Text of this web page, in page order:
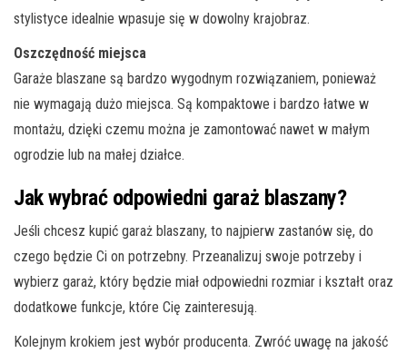
stylistyce idealnie wpasuje się w dowolny krajobraz.
Oszczędność miejsca
Garaże blaszane są bardzo wygodnym rozwiązaniem, ponieważ
nie wymagają dużo miejsca. Są kompaktowe i bardzo łatwe w
montażu, dzięki czemu można je zamontować nawet w małym
ogrodzie lub na małej działce.
Jak wybrać odpowiedni garaż blaszany?
Jeśli chcesz kupić garaż blaszany, to najpierw zastanów się, do
czego będzie Ci on potrzebny. Przeanalizuj swoje potrzeby i
wybierz garaż, który będzie miał odpowiedni rozmiar i kształt oraz
dodatkowe funkcje, które Cię zainteresują.
Kolejnym krokiem jest wybór producenta. Zwróć uwagę na jakość